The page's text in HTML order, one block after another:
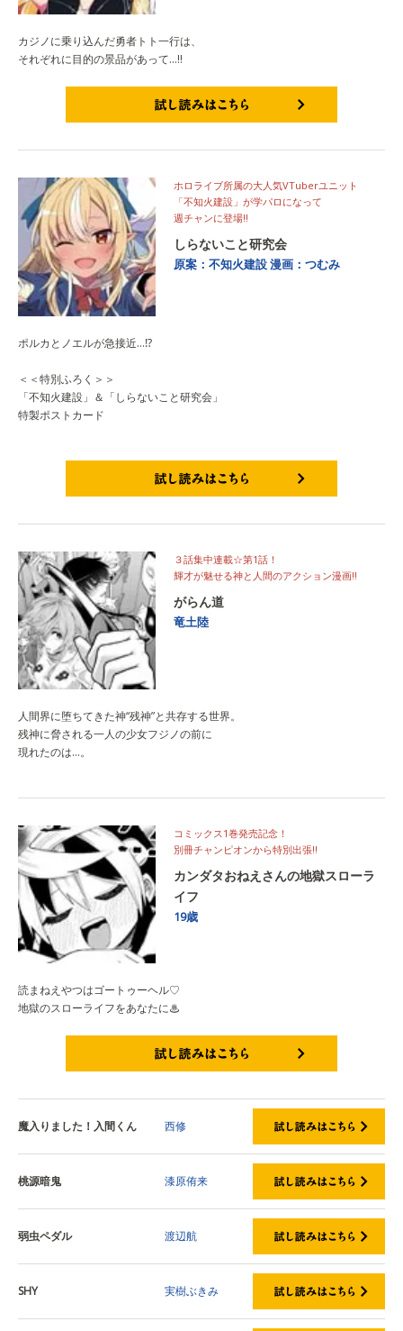
カジノに乗り込んだ勇者トト一行は、
それぞれに目的の景品があって…!!
ホロライブ所属の大人気VTuberユニット
「不知火建設」が学パロになって
週チャンに登場!!
しらないこと研究会
原案：不知火建設漫画：つむみ
ポルカとノエルが急接近…⁉
＜＜特別ふろく＞＞
「不知火建設」＆「しらないこと研究会」
特製ポストカード
３話集中連載☆第1話！
輝才が魅せる神と人間のアクション漫画!!
がらん道
竜土陸
人間界に堕ちてきた神“残神”と共存する世界。
残神に脅される一人の少女フジノの前に
現れたのは…。
コミックス1巻発売記念！
別冊チャンピオンから特別出張‼
カンダタおねえさんの地獄スローラ
イフ
19歳
読まねえやつはゴートゥーヘル♡
地獄のスローライフをあなたに♨︎
魔入りました！入間くん 西修
桃源暗鬼 漆原侑来
弱虫ペダル 渡辺航
SHY 実樹ぶきみ